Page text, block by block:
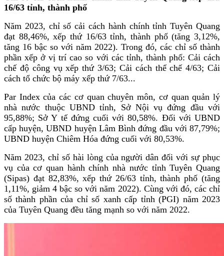
16/63 tỉnh, thành phố
Năm 2023, chỉ số cải cách hành chính tỉnh Tuyên Quang
đạt 88,46%, xếp thứ 16/63 tỉnh, thành phố (tăng 3,12%,
tăng 16 bậc so với năm 2022). Trong đó, các chỉ số thành
phần xếp ở vị trí cao so với các tỉnh, thành phố: Cải cách
chế độ công vụ xếp thứ 3/63; Cải cách thể chế 4/63; Cải
cách tổ chức bộ máy xếp thứ 7/63...
Par Index của các cơ quan chuyên môn, cơ quan quản lý
nhà nước thuộc UBND tỉnh, Sở Nội vụ đứng đầu với
95,88%; Sở Y tế đứng cuối với 80,58%. Đối với UBND
cấp huyện, UBND huyện Lâm Bình đứng đầu với 87,79%;
UBND huyện Chiêm Hóa đứng cuối với 80,53%.
Năm 2023, chỉ số hài lòng của người dân đối với sự phục
vụ của cơ quan hành chính nhà nước tỉnh Tuyên Quang
(Sipas) đạt 82,83%, xếp thứ 26/63 tỉnh, thành phố (tăng
1,11%, giảm 4 bậc so với năm 2022). Cùng với đó, các chỉ
số thành phần của chỉ số xanh cấp tỉnh (PGI) năm 2023
của Tuyên Quang đều tăng mạnh so với năm 2022.